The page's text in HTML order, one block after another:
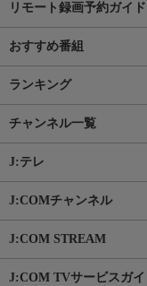
リモート録画予約ガイド
おすすめ番組
ランキング
チャンネル一覧
J:テレ
J:COMチャンネル
J:COM STREAM
J:COM TVサービスガイ